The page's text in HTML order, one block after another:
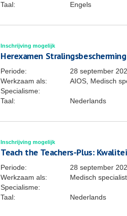
Taal:
Engels
Inschrijving mogelijk
Herexamen
Periode:
28 september
Werkzaam als:
AIOS, Medisch
Specialisme:
Taal:
Nederlands
Inschrijving mogelijk
Teach the Teachers-Plus:
Periode:
28 september
Werkzaam als:
Medisch
Specialisme:
Taal:
Nederlands